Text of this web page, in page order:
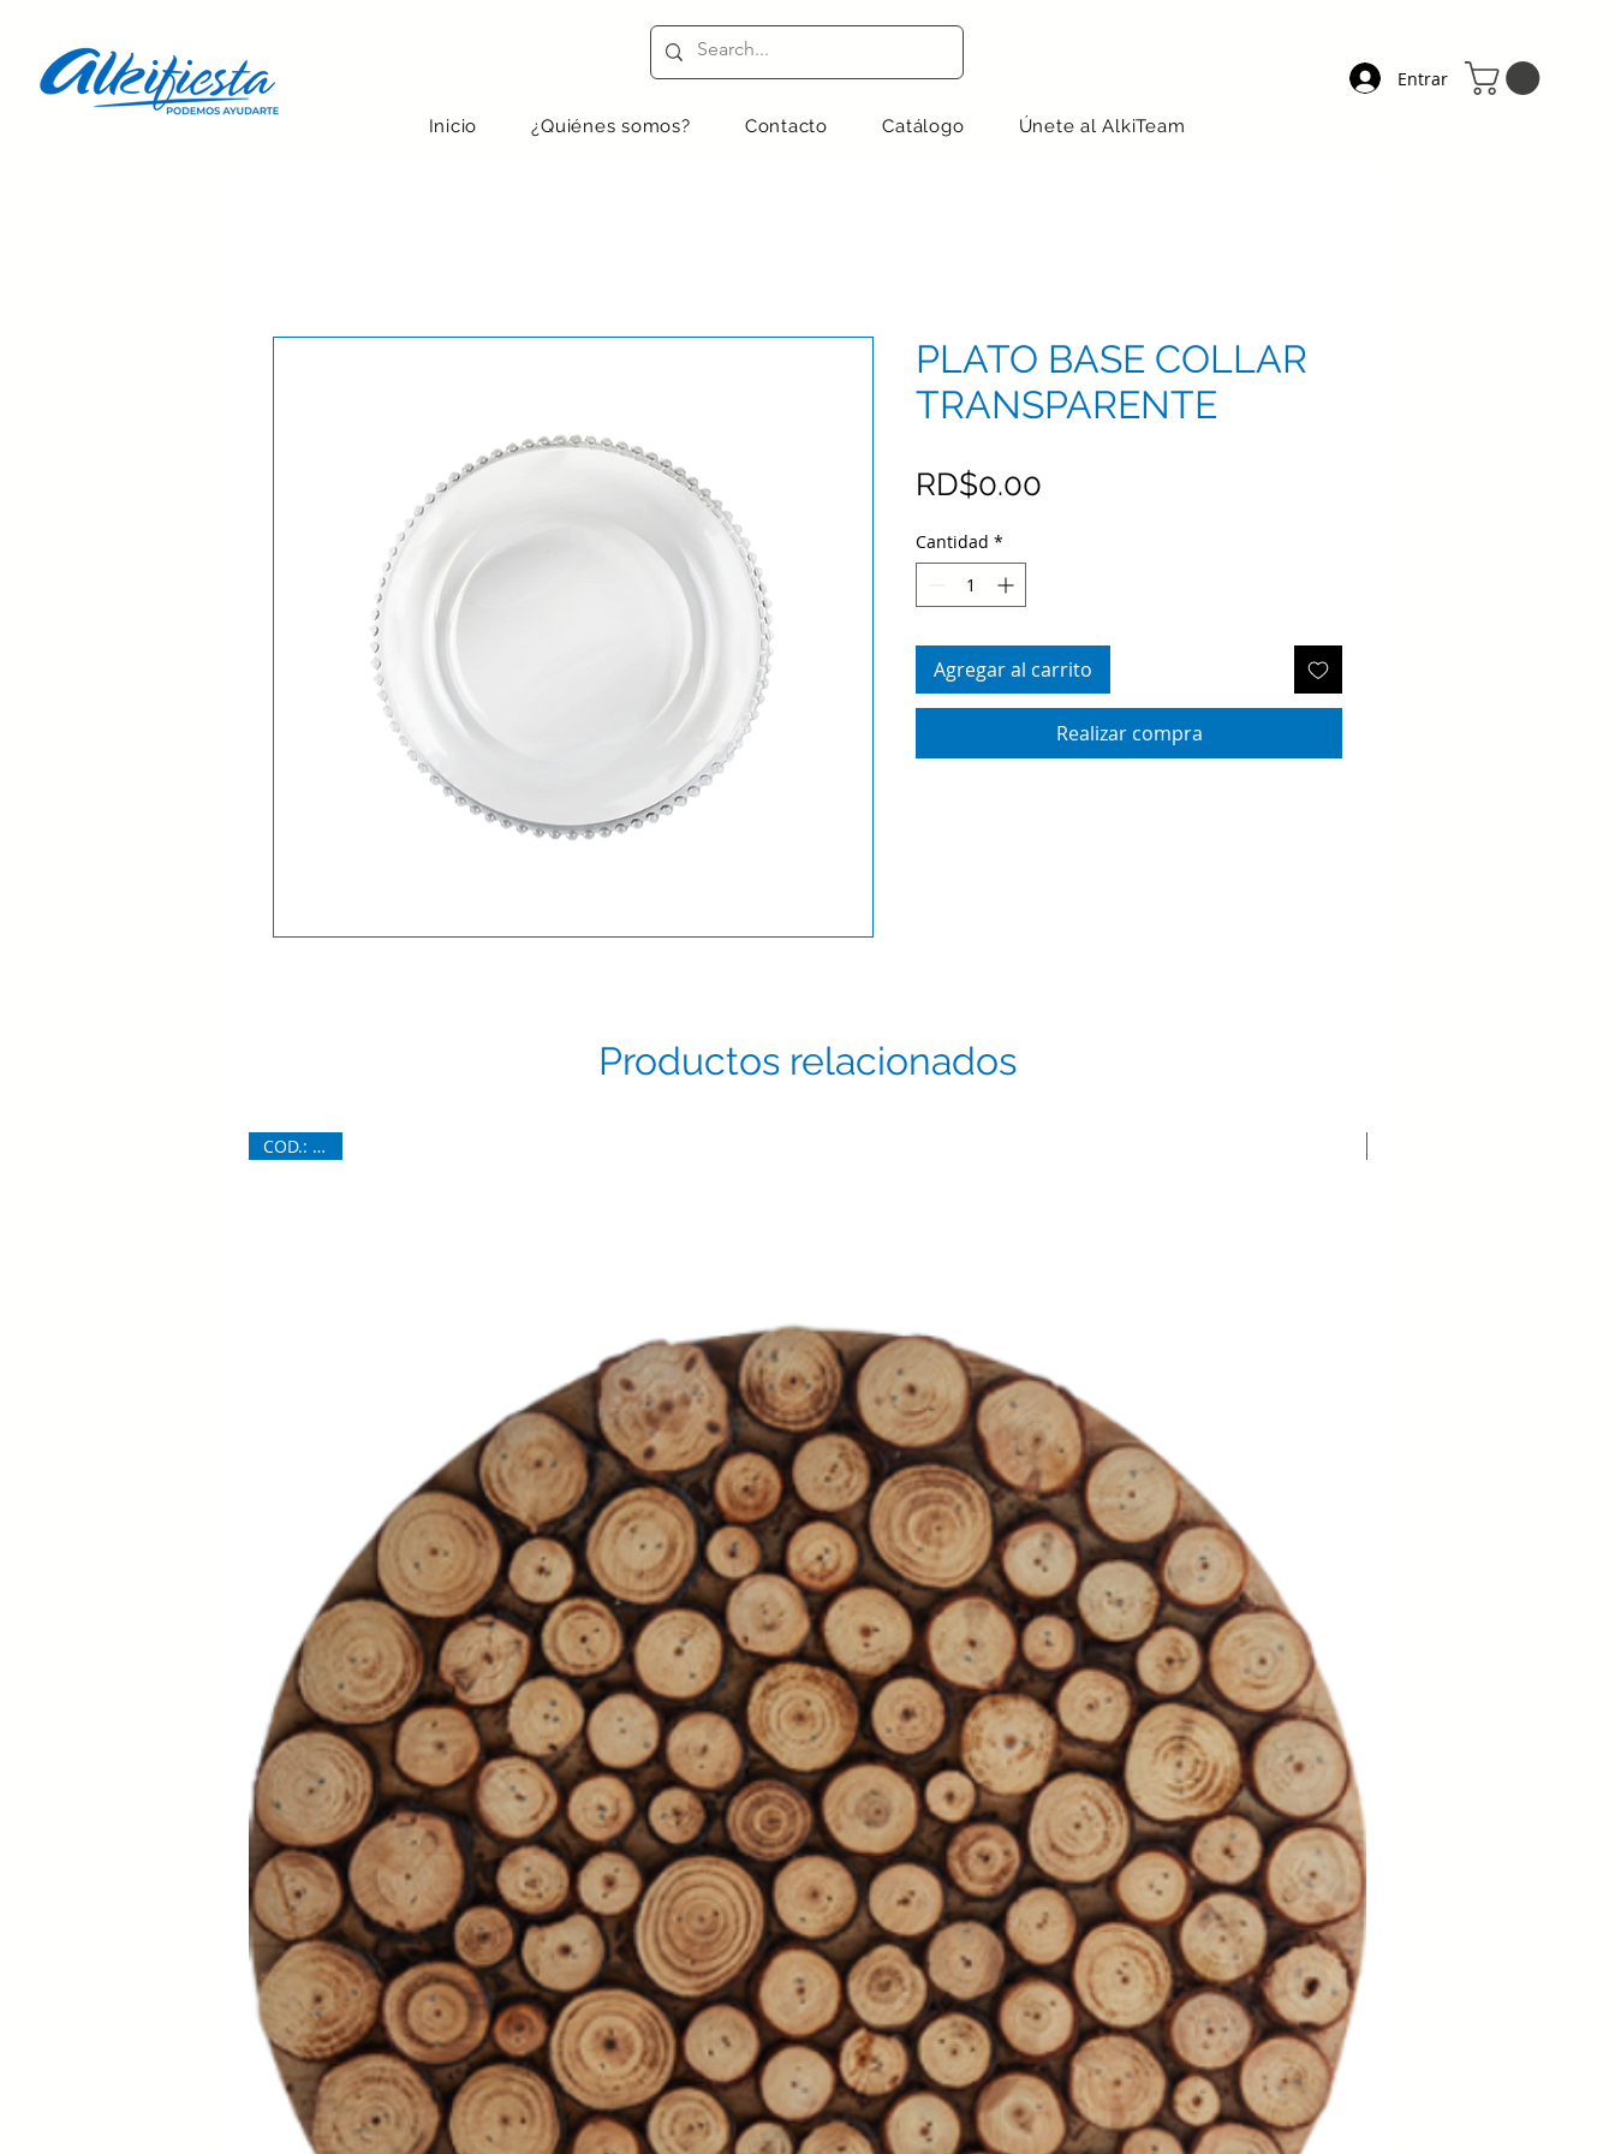
Entrar
Inicio ¿Quiénes somos? Contacto Catálogo Únete al AlkiTeam
PLATO BASE COLLAR
TRANSPARENTE
RD$0.00
Cantidad *
Agregar al carrito
Realizar compra
Productos relacionados
COD.: 6870